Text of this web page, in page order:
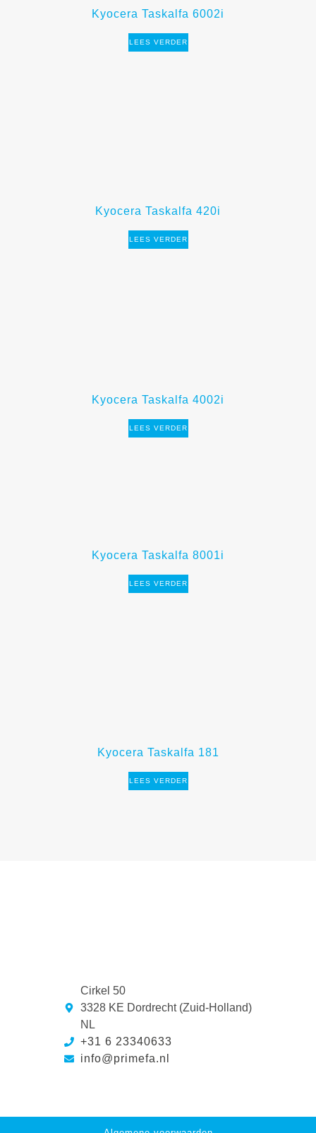
Kyocera Taskalfa 6002i
LEES VERDER
Kyocera Taskalfa 420i
LEES VERDER
Kyocera Taskalfa 4002i
LEES VERDER
Kyocera Taskalfa 8001i
LEES VERDER
Kyocera Taskalfa 181
LEES VERDER
Cirkel 50
3328 KE Dordrecht (Zuid-Holland)
NL
+31 6 23340633
info@primefa.nl